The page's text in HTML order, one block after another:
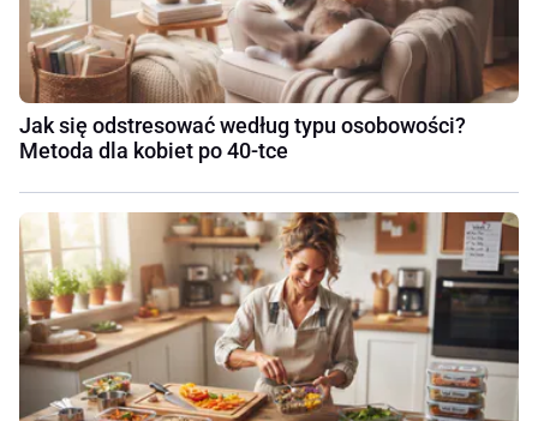
Jak się odstresować według typu osobowości?
Metoda dla kobiet po 40-tce